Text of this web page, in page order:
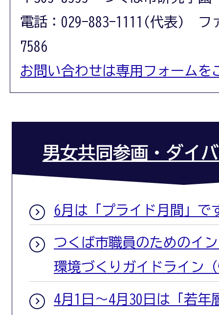
電話：029-883-1111(代表) フ
7586
お問い合わせは専用フォームを
男女共同参画・ダイ
6月は「プライド月間」で
つくば市職員のためのイ
環境づくりガイドライン
4月1日～4月30日は「若年